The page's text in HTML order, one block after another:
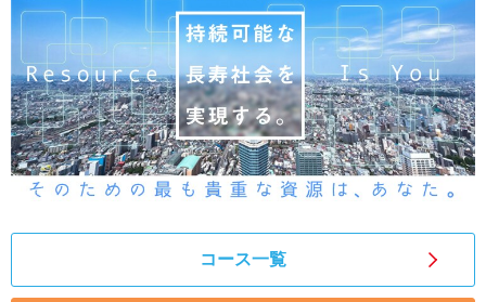
就活ニュースペーパー
就活時事ニュースを更新
よくある質問
不明点があればこちら
コース一覧